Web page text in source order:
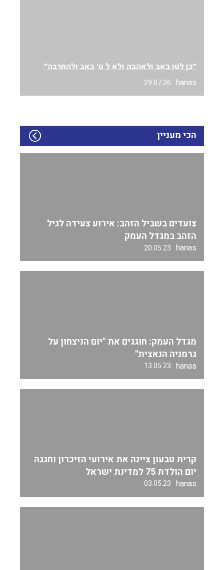
״כן לטו באב ולאהבה ולא ל ט׳ באב ולהחרבה״
hanas
29.07.26
הכי מעניין
צועדים בשביל הזהב: אירוע צעידה לגיל
הזהב במגדל העמק
hanas
20.05.23
מגדל העמק: חוגגים את "יום הניצחון על
גרמניה הנאצית"
hanas
13.05.23
קרית טבעון ציינה את אירועי הזיכרון וחגגה
יום הולדת 75 למדינת ישראל
hanas
03.05.23